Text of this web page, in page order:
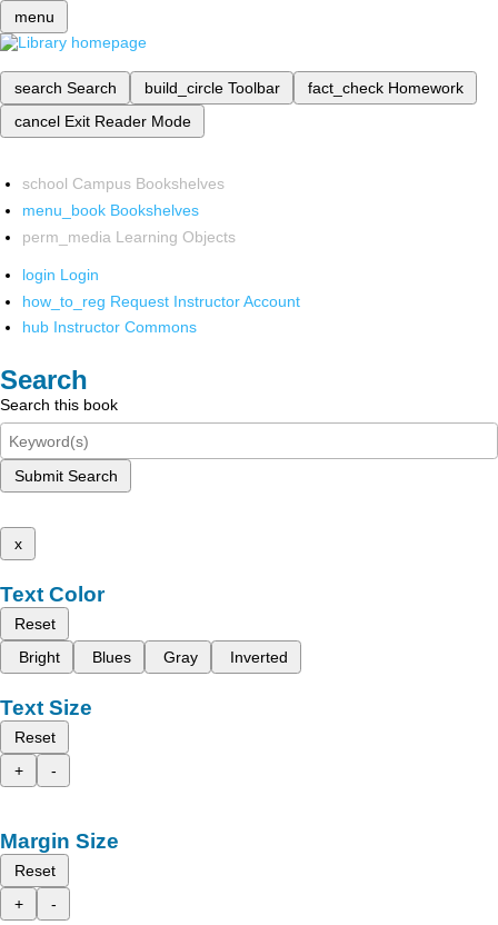
menu
search Search build_circle Toolbar fact_check Homework
cancel Exit Reader Mode
school Campus Bookshelves
menu_book Bookshelves
perm_media Learning Objects
login Login
how_to_reg Request Instructor Account
hub Instructor Commons
Search
Search this book
Submit Search
x
Text Color
Reset
Bright
Blues Gray Inverted
Text Size
Reset
+
-
Margin Size
Reset
+
-